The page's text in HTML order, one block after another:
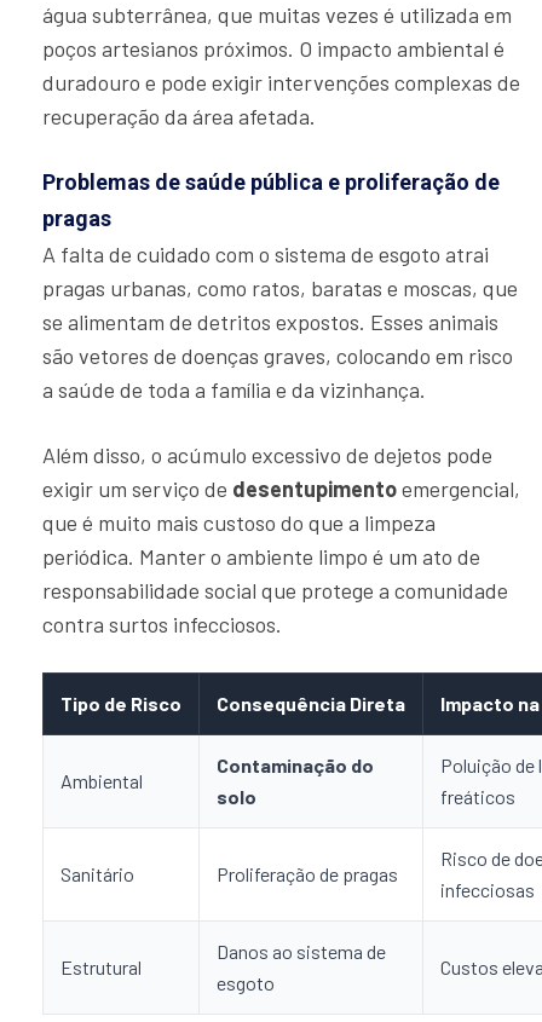
água subterrânea, que muitas vezes é utilizada em
poços artesianos próximos. O impacto ambiental é
duradouro e pode exigir intervenções complexas de
recuperação da área afetada.
Problemas de saúde pública e proliferação de
pragas
A falta de cuidado com o sistema de esgoto atrai
pragas urbanas, como ratos, baratas e moscas, que
se alimentam de detritos expostos. Esses animais
são vetores de doenças graves, colocando em risco
a saúde de toda a família e da vizinhança.
Além disso, o acúmulo excessivo de dejetos pode
exigir um serviço de desentupimentoemergencial,
que é muito mais custoso do que a limpeza
periódica. Manter o ambiente limpo é um ato de
responsabilidade social que protege a comunidade
contra surtos infecciosos.
Tipo de Risco Consequência Direta Impacto
Ambiental
Contaminação do
solo
Poluição de
freáticos
Sanitário Proliferação de pragas
Risco de
infecciosas
Estrutural
Danos ao sistema de
esgoto
Custos